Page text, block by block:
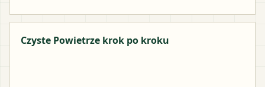
Czyste Powietrze krok po kroku